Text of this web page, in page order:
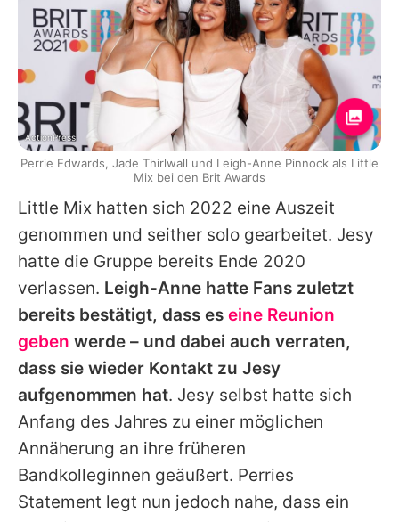
Little Mix hatten sich 2022 eine Auszeit
genommen und seither solo gearbeitet. Jesy
hatte die Gruppe bereits Ende 2020
verlassen. Leigh-Anne hatte Fans zuletzt
bereits bestätigt, dass es eine Reunion
geben werde – und dabei auch verraten,
dass sie wieder Kontakt zu Jesy
aufgenommen hat. Jesy selbst hatte sich
Anfang des Jahres zu einer möglichen
Annäherung an ihre früheren
Bandkolleginnen geäußert. Perries
Statement legt nun jedoch nahe, dass ein
ActionPress
Perrie Edwards, Jade Thirlwall und Leigh-Anne Pinnock als Little
Mix bei den Brit Awards